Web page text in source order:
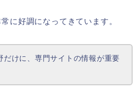
に好調になってきています。
だけに、専門サイトの情報が重要